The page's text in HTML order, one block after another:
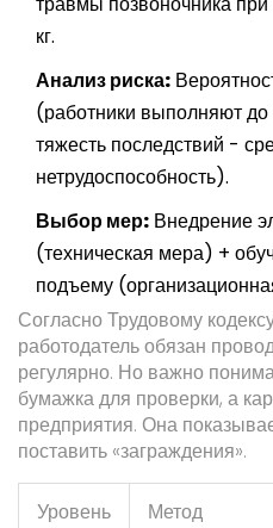
кг.
Анализ риска:
(работники выполняют
тяжесть последствий -
нетрудоспособность).
Выбор мер: Внедрение
(техническая мера) +
подъему
Согласно Трудовому
работодатель обязан
регулярно. Но важно
бумажка для проверки, а
предприятия. Она
поставить «заграждения».
Уровень Метод